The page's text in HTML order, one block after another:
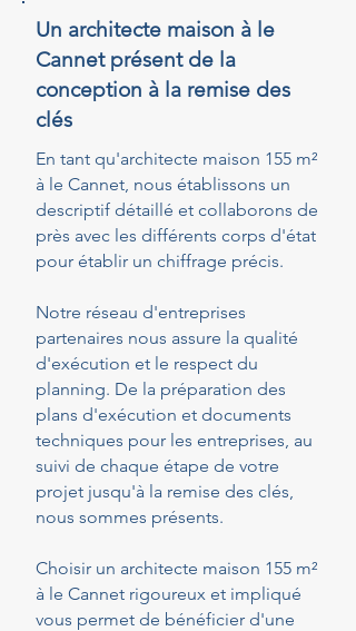
Un architecte maison à le
Cannet présent de la
conception à la remise des
clés
En tant qu'architecte maison 155 m²
à le Cannet, nous établissons un
descriptif détaillé et collaborons de
près avec les différents corps d'état
pour établir un chiffrage précis.
Notre réseau d'entreprises
partenaires nous assure la qualité
d'exécution et le respect du
planning. De la préparation des
plans d'exécution et documents
techniques pour les entreprises, au
suivi de chaque étape de votre
projet jusqu'à la remise des clés,
nous sommes présents.
Choisir un architecte maison 155 m²
à le Cannet rigoureux et impliqué
vous permet de bénéficier d'une